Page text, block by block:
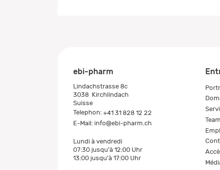
ebi-pharm
Lindachstrasse 8c
3038 Kirchlindach
Suisse
Telephon: +41 31 828 12 22
E-Mail: info@ebi-pharm.ch
Lundi à vendredi
07:30 jusqu'à 12:00 Uhr
13:00 jusqu'à 17:00 Uhr
Team